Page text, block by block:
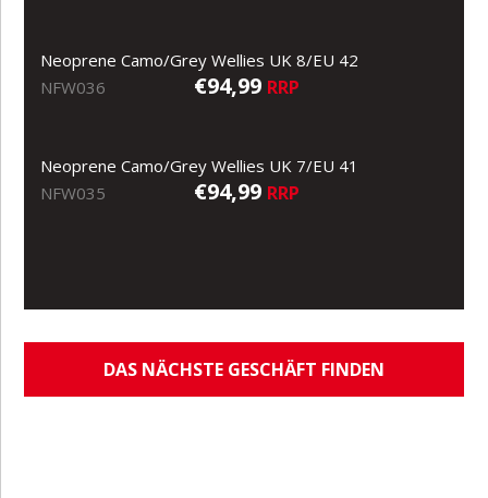
Neoprene Camo/Grey Wellies UK 8/EU 42
NFW036
€94,99 RRP
Neoprene Camo/Grey Wellies UK 7/EU 41
NFW035
€94,99 RRP
DAS NÄCHSTE GESCHÄFT FINDEN